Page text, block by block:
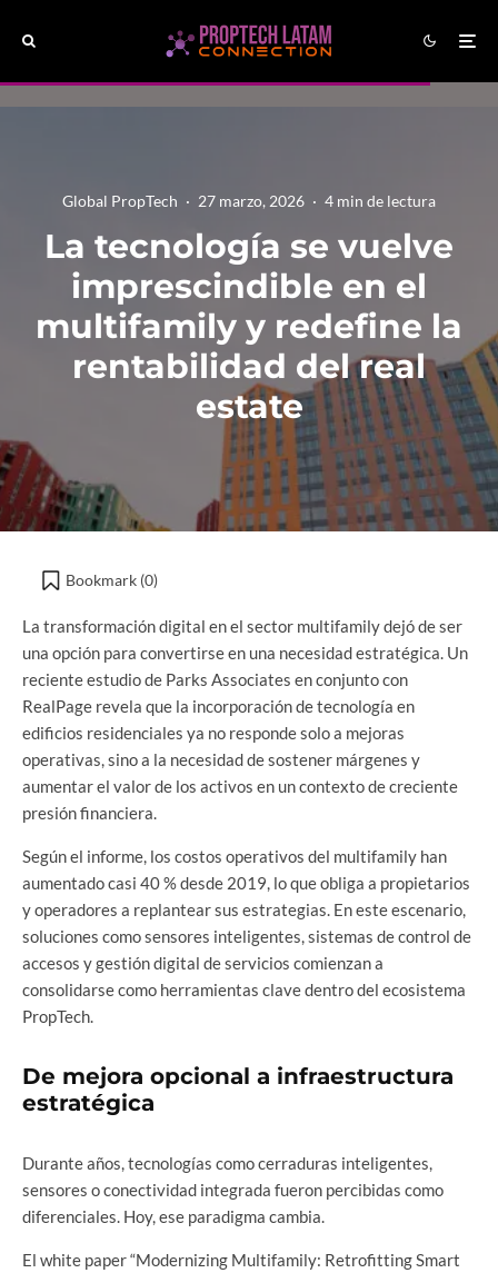
Global PropTech · 27 marzo, 2026 · 4 min de lectura
La tecnología se vuelve
imprescindible en el
multifamily y redefine la
rentabilidad del real
estate
Bookmark (0)
La transformación digital en el sector multifamily dejó de ser
una opción para convertirse en una necesidad estratégica. Un
reciente estudio de Parks Associates en conjunto con
RealPage revela que la incorporación de tecnología en
edificios residenciales ya no responde solo a mejoras
operativas, sino a la necesidad de sostener márgenes y
aumentar el valor de los activos en un contexto de creciente
presión financiera.
Según el informe, los costos operativos del multifamily han
aumentado casi 40 % desde 2019, lo que obliga a propietarios
y operadores a replantear sus estrategias. En este escenario,
soluciones como sensores inteligentes, sistemas de control de
accesos y gestión digital de servicios comienzan a
consolidarse como herramientas clave dentro del ecosistema
PropTech.
De mejora opcional a infraestructura
estratégica
Durante años, tecnologías como cerraduras inteligentes,
sensores o conectividad integrada fueron percibidas como
diferenciales. Hoy, ese paradigma cambia.
El white paper “Modernizing Multifamily: Retrofitting Smart